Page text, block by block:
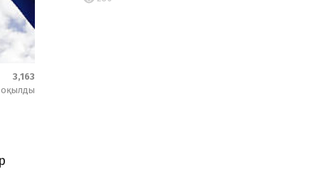
3,163
оқылды